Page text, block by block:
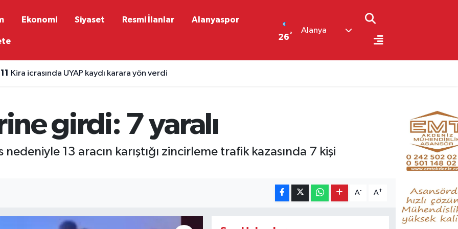
Ekonomi Siyaset Resmi İlanlar Alanyaspor
26°
Alanya
Kira icrasında UYAP kaydı karara yön verdi
girdi: 7 yaralı
13 aracın karıştığı zincirleme trafik kazasında 7 kişi
A- A+